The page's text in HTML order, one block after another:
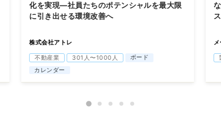
化を実現―社員たちのポテンシャルを最大限
に引き出せる環境改善へ
株式会社アトレ
不動産業 301人〜1000人
ボード
カレンダー